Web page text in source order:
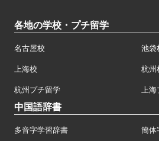
各地の学校・プチ留学
名古屋校 池袋
上海校 杭州
杭州プチ留学 上海
中国語辞書
多音字学習辞書 簡体